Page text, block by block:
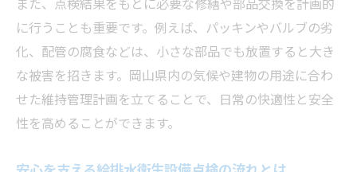
る方法
給排水衛生設備点検でトラブルを未然防止
する
日常管理で役立つ給排水衛生設備点検の実
践法
に行うことも重要です。例えば、パッキンやバルブの劣
化、配管の腐食などは、小さな部品でも放置すると大き
な被害を招きます。岡山県内の気候や建物の用途に合わ
せた維持管理計画を立てることで、日常の快適性と安全
性を高めることができます。